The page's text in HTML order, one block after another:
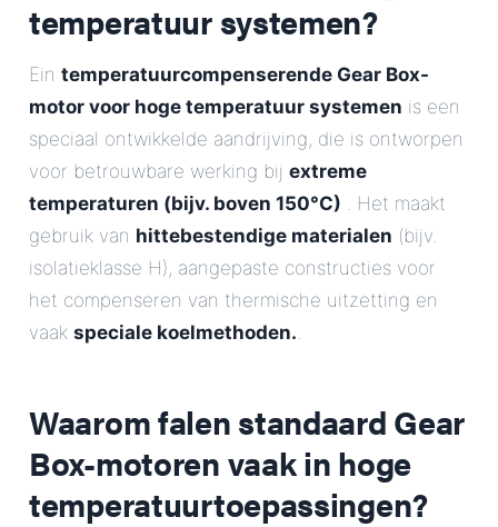
Bericht verzenden
temperatuur systemen?
Ein temperatuurcompenserende Gear Box-
motor voor hoge temperatuur systemen is een
speciaal ontwikkelde aandrijving, die is ontworpen
voor betrouwbare werking bij extreme
temperaturen (bijv. boven 150°C) . Het maakt
gebruik van hittebestendige materialen (bijv.
isolatieklasse H), aangepaste constructies voor
het compenseren van thermische uitzetting en
vaak speciale koelmethoden..
Waarom falen standaard Gear
Box-motoren vaak in hoge
temperatuurtoepassingen?